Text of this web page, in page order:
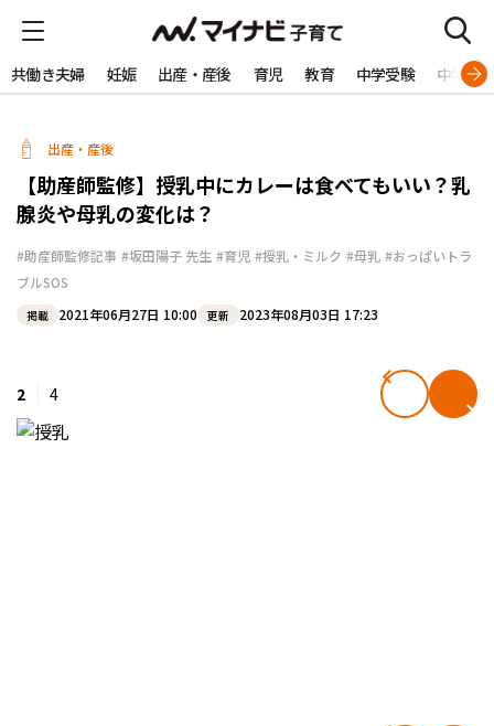
共働き夫婦 妊娠 出産・産後 育児 教育 中学受験 中学生
出産・産後
【助産師監修】授乳中にカレーは食べてもいい？乳
腺炎や母乳の変化は？
#助産師監修記事 #坂田陽子 先生 #育児 #授乳・ミルク #母乳 #おっぱいトラ
ブルSOS
掲載 2021年06月27日 10:00 更新 2023年08月03日 17:23
2 4